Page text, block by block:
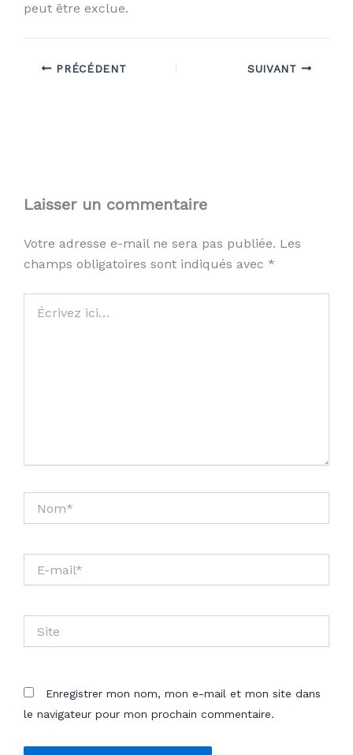
peut être exclue.
PRÉCÉDENT SUIVANT
Laisser un commentaire
Votre adresse e-mail ne sera pas publiée. Les
champs obligatoires sont indiqués avec *
ici…
mail*
Enregistrer mon nom, mon e-mail et mon site dans
le navigateur pour mon prochain commentaire.